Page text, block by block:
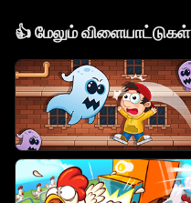
👍மேலும் விளையாட்டுகள்